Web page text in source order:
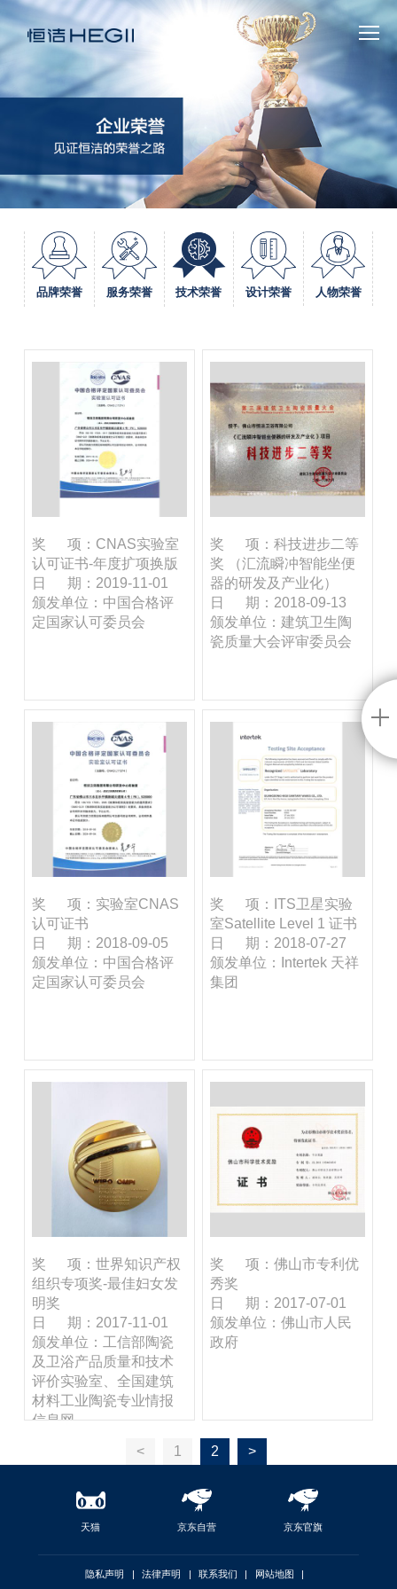
品牌荣誉 服务荣誉 技术荣誉 设计荣誉 人物荣誉
奖 项：CNAS实验室
认可证书-年度扩项换版
日 期：2019-11-01
颁发单位：中国合格评
定国家认可委员会
奖 项：科技进步二等
奖 （汇流瞬冲智能坐便
器的研发及产业化）
日 期：2018-09-13
颁发单位：建筑卫生陶
瓷质量大会评审委员会
奖 项：实验室CNAS
认可证书
日 期：2018-09-05
颁发单位：中国合格评
定国家认可委员会
奖 项：ITS卫星实验
室Satellite Level 1 证书
日 期：2018-07-27
颁发单位：Intertek 天祥
集团
奖 项：世界知识产权
组织专项奖-最佳妇女发
明奖
日 期：2017-11-01
颁发单位：工信部陶瓷
及卫浴产品质量和技术
评价实验室、全国建筑
材料工业陶瓷专业情报
信息网
奖 项：佛山市专利优
秀奖
日 期：2017-07-01
颁发单位：佛山市人民
政府
< 1 2 >
天猫 京东自营 京东官旗
隐私声明 | 法律声明 | 联系我们 | 网站地图 |